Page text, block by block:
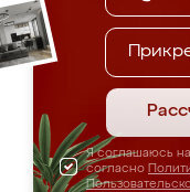
Я соглашаюсь
согласно